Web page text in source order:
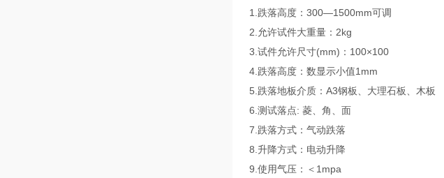
1.跌落高度：300—1500mm可调
2.允许试件大重量：2kg
3.试件允许尺寸(mm)：100×100
4.跌落高度：数显示小值1mm
5.跌落地板介质：A3钢板、大理石板、木板
6.测试落点: 菱、角、面
7.跌落方式：气动跌落
8.升降方式：电动升降
9.使用气压：＜1mpa